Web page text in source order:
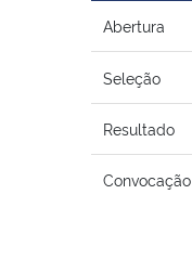
Abertura
Seleção
Resultado
Convocação